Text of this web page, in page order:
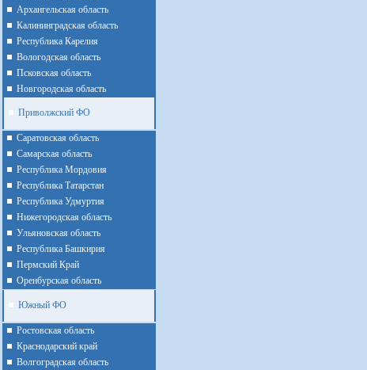
Архангельская область
Калининградская область
Республика Карелия
Вологодская область
Псковская область
Новгородская область
Приволжский ФО
Cаратовская область
Cамарская область
Республика Мордовия
Республика Татарстан
Республика Удмуртия
Нижегородская область
Ульяновская область
Республика Башкирия
Пермский Край
Оренбурская область
Южный ФО
Ростовская область
Краснодарский край
Волгоградская область